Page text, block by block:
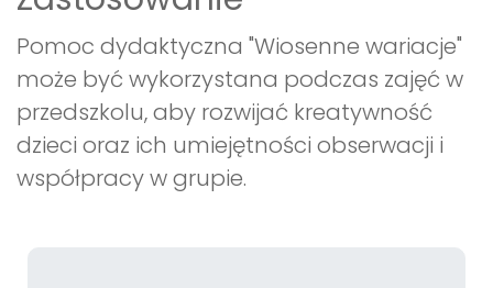
Pomoc dydaktyczna "Wiosenne wariacje"
może być wykorzystana podczas zajęć w
przedszkolu, aby rozwijać kreatywność
dzieci oraz ich umiejętności obserwacji i
współpracy w grupie.